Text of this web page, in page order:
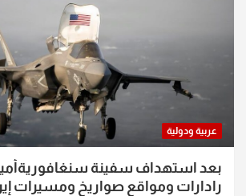
عربية ودولية
بعد استهداف سفينة
رادارات ومواقع صواريخ ومسيرات